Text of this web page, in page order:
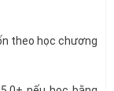
theo học chương